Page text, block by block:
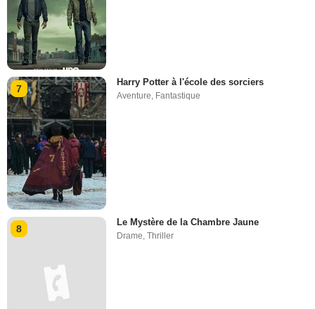
7
Harry Potter à l'école des sorciers
Aventure, Fantastique
8
Le Mystère de la Chambre Jaune
Drame ,Thriller